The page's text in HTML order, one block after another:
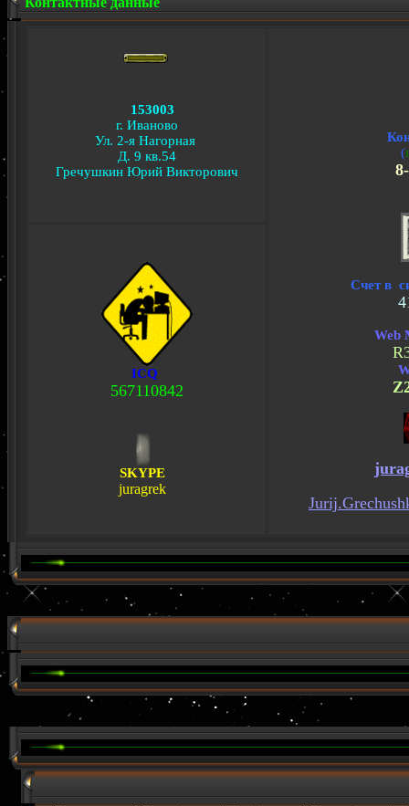
153003
г. Иваново
Ул. 2-я Нагорная
Д. 9 кв.54
Гречушкин Юрий Викторович
(
Счет в
Web
ICQ
567110842
SKYPE
juragrek